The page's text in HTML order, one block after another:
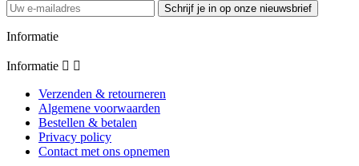
Schrijf je in op onze nieuwsbrief
Informatie
Informatie  
Verzenden & retourneren
Algemene voorwaarden
Bestellen & betalen
Privacy policy
Contact met ons opnemen